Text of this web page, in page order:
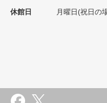
休館日 月曜日(祝日の